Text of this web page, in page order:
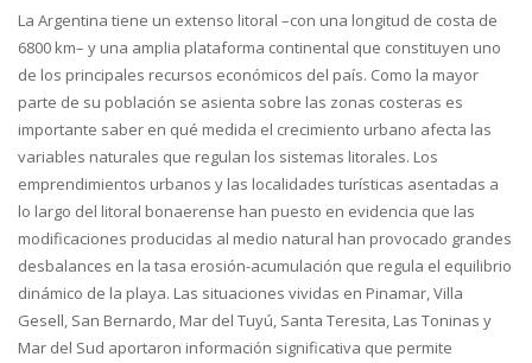
La Argentina tiene un extenso litoral –con una longitud de costa de
6800 km– y una amplia plataforma continental que constituyen uno
de los principales recursos económicos del país. Como la mayor
parte de su población se asienta sobre las zonas costeras es
importante saber en qué medida el crecimiento urbano afecta las
variables naturales que regulan los sistemas litorales. Los
emprendimientos urbanos y las localidades turísticas asentadas a
lo largo del litoral bonaerense han puesto en evidencia que las
modificaciones producidas al medio natural han provocado grandes
desbalances en la tasa erosión-acumulación que regula el equilibrio
dinámico de la playa. Las situaciones vividas en Pinamar, Villa
Gesell, San Bernardo, Mar del Tuyú, Santa Teresita, Las Toninas y
Mar del Sud aportaron información significativa que permite